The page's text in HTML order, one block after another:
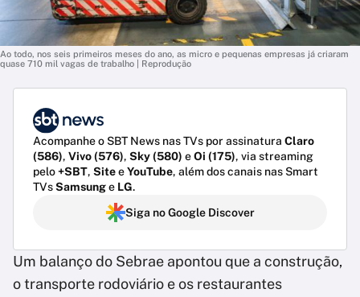
Ao todo, nos seis primeiros meses do ano, as micro e pequenas empresas já criaram
quase 710 mil vagas de trabalho | Reprodução
Acompanhe o SBT News nas TVs por assinatura Claro
(586), Vivo (576), Sky (580) eOi (175), via streaming
pelo+SBT, SiteeYouTube, além dos canais nas Smart
TVsSamsunge LG.
Siga no Google Discover
Um balanço do Sebrae apontou que a construção,
o transporte rodoviário e os restaurantes